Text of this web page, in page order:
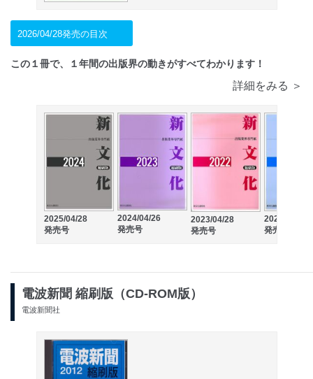
2026/04/28発売の目次
この１冊で、１年間の出版界の動きがすべてわかります！
詳細をみる ＞
2025/04/28
発売号
2024/04/26
発売号
2023/04/28
発売号
2022/04/28
発売号
電波新聞 縮刷版（CD-ROM版）
電波新聞社